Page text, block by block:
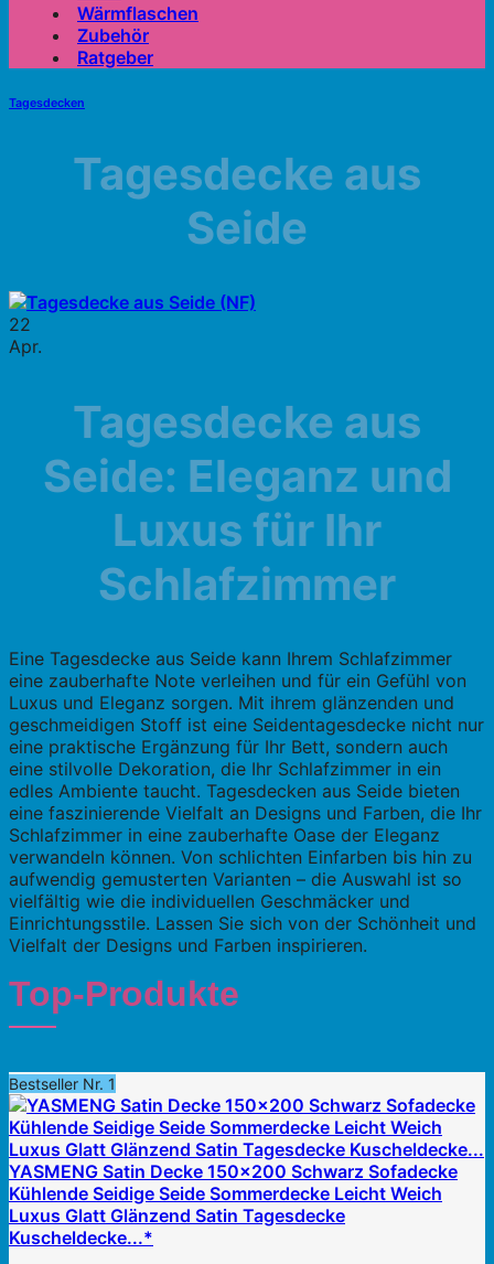
Wärmflaschen
Zubehör
Ratgeber
Tagesdecken
Tagesdecke aus
Seide
22
Apr.
Tagesdecke aus
Seide: Eleganz und
Luxus für Ihr
Schlafzimmer
Eine Tagesdecke aus Seide kann Ihrem Schlafzimmer
eine zauberhafte Note verleihen und für ein Gefühl von
Luxus und Eleganz sorgen. Mit ihrem glänzenden und
geschmeidigen Stoff ist eine Seidentagesdecke nicht nur
eine praktische Ergänzung für Ihr Bett, sondern auch
eine stilvolle Dekoration, die Ihr Schlafzimmer in ein
edles Ambiente taucht. Tagesdecken aus Seide bieten
eine faszinierende Vielfalt an Designs und Farben, die Ihr
Schlafzimmer in eine zauberhafte Oase der Eleganz
verwandeln können. Von schlichten Einfarben bis hin zu
aufwendig gemusterten Varianten – die Auswahl ist so
vielfältig wie die individuellen Geschmäcker und
Einrichtungsstile. Lassen Sie sich von der Schönheit und
Vielfalt der Designs und Farben inspirieren.
Top-Produkte
Bestseller Nr. 1
YASMENG Satin Decke 150x200 Schwarz Sofadecke
Kühlende Seidige Seide Sommerdecke Leicht Weich
Luxus Glatt Glänzend Satin Tagesdecke
Kuscheldecke...*